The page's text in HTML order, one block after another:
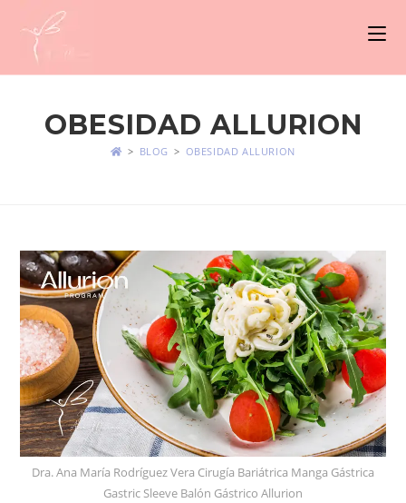
OBESIDAD ALLURION
> BLOG > OBESIDAD ALLURION
Dra. Ana María Rodríguez Vera Cirugía Bariátrica Manga Gástrica
Gastric Sleeve Balón Gástrico Allurion